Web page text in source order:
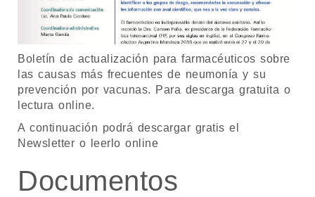
Boletín de actualización para farmacéuticos sobre
las causas más frecuentes de neumonía y su
prevención por vacunas. Para descarga gratuita o
lectura online.
A continuación podrá descargar gratis el
Newsletter o leerlo online
Documentos